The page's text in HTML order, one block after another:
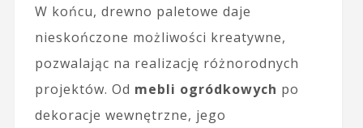
W końcu, drewno paletowe daje
nieskończone możliwości kreatywne,
pozwalając na realizację różnorodnych
projektów. Od mebli ogródkowych po
dekoracje wewnętrzne, jego